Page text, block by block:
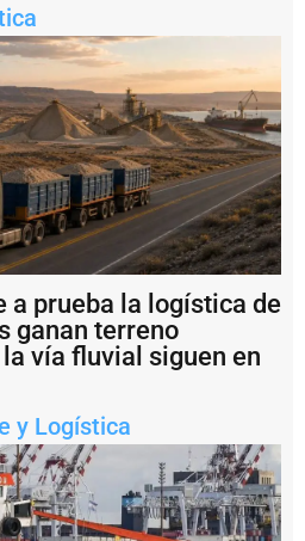
a prueba la logística de
ganan terreno
vía fluvial siguen en
y Logística